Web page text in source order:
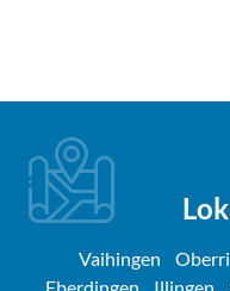
Vaihingen